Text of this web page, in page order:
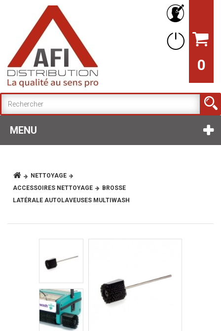
0
MENU
NETTOYAGE
ACCESSOIRES NETTOYAGE
BROSSE
LATÉRALE AUTOLAVEUSES MULTIWASH